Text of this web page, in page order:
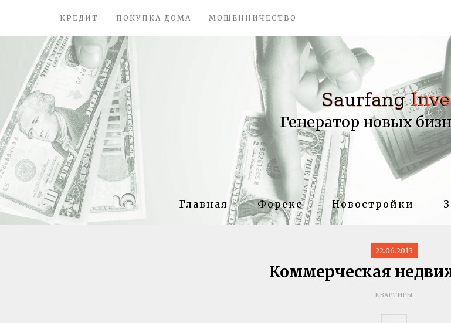
КРЕДИТ ПОКУПКА ДОМА МОШЕННИЧЕСТВО
Генератор новых
Главная Форекс Новостройки
22.06.2013
Коммерческая
КВАРТИРЫ